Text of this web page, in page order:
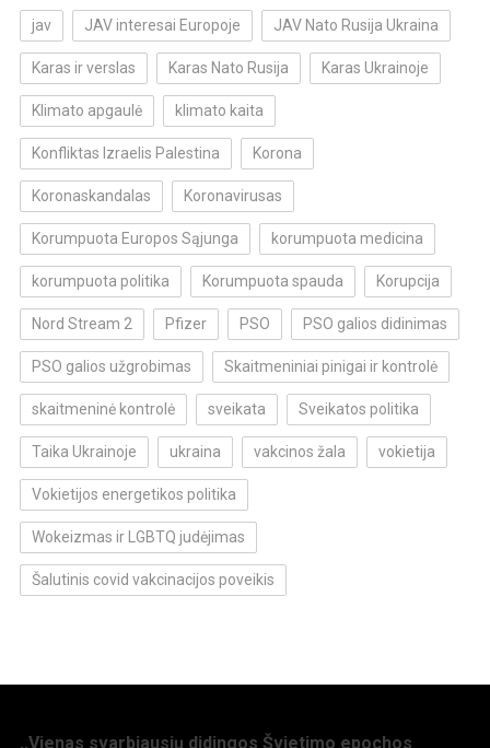
jav JAV interesai Europoje JAV Nato Rusija Ukraina
Karas ir verslas Karas Nato Rusija Karas Ukrainoje
Klimato apgaulė klimato kaita
Konfliktas Izraelis Palestina Korona
Koronaskandalas Koronavirusas
Korumpuota Europos Sąjunga korumpuota medicina
korumpuota politika Korumpuota spauda Korupcija
Nord Stream 2 Pfizer PSO PSO galios didinimas
PSO galios užgrobimas Skaitmeniniai pinigai ir kontrolė
skaitmeninė kontrolė sveikata Sveikatos politika
Taika Ukrainoje ukraina vakcinos žala vokietija
Vokietijos energetikos politika
Wokeizmas ir LGBTQ judėjimas
Šalutinis covid vakcinacijos poveikis
,,Vienas svarbiausių didingos Švietimo epochos